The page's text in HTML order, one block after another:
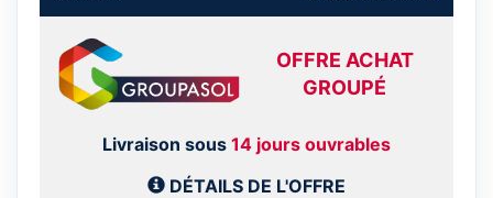
OFFRE ACHAT
GROUPÉ
Livraison sous 14 jours ouvrables
DÉTAILS DE L'OFFRE